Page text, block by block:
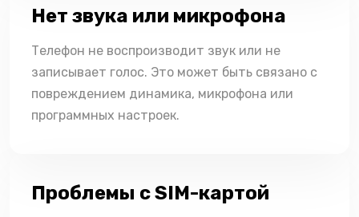
Нет звука или микрофона
Телефон не воспроизводит звук или не
записывает голос. Это может быть связано с
повреждением динамика, микрофона или
программных настроек.
Проблемы с SIM-картой